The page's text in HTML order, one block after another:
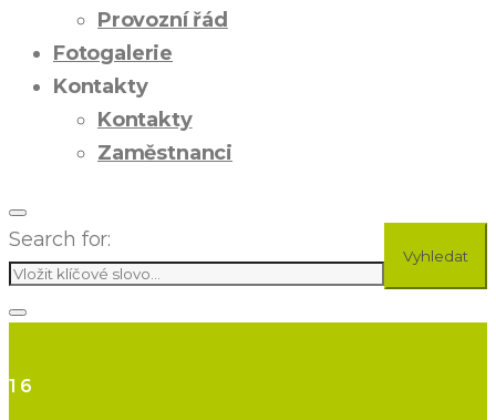
Provozní řád
Fotogalerie
Kontakty
Kontakty
Zaměstnanci
Search for:
Vyhledat
16